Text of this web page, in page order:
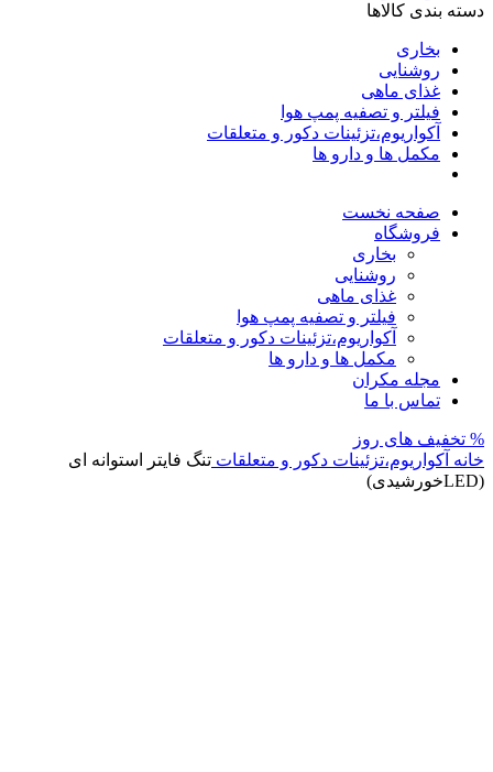
دسته بندی کالاها
بخاری
روشنایی
غذای ماهی
فیلتر و تصفیه پمپ هوا
آکواریوم،تزئینات دکور و متعلقات
مکمل ها و دارو ها
صفحه نخست
فروشگاه
بخاری
روشنایی
غذای ماهی
فیلتر و تصفیه پمپ هوا
آکواریوم،تزئینات دکور و متعلقات
مکمل ها و دارو ها
مجله مکران
تماس با ما
% تخفیف های روز
خانه آکواریوم،تزئینات دکور و متعلقات تنگ فایتر استوانه ای
(LEDخورشیدی)